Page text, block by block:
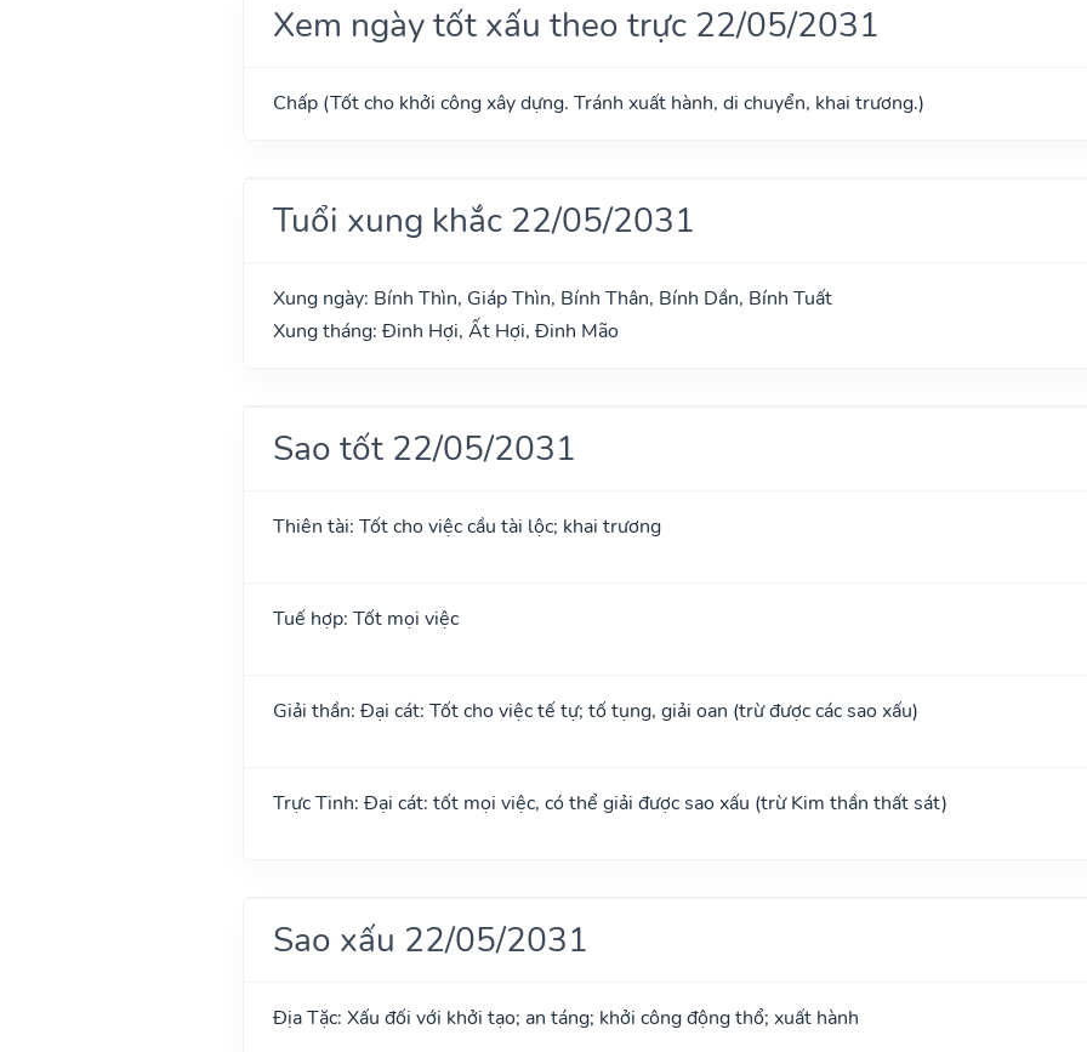
Xem ngày tốt xấu theo trực 22/05/2031
Chấp (Tốt cho khởi công xây dựng. Tránh xuất hành, di chuyển, khai trương.)
Tuổi xung khắc 22/05/2031
Xung ngày: Bính Thìn, Giáp Thìn, Bính Thân, Bính Dần, Bính Tuất
Xung tháng: Đinh Hợi, Ất Hợi, Đinh Mão
Sao tốt 22/05/2031
Thiên tài: Tốt cho việc cầu tài lộc; khai trương
Tuế hợp: Tốt mọi việc
Giải thần: Đại cát: Tốt cho việc tế tự; tố tụng, giải oan (trừ được các sao xấu)
Trực Tinh: Đại cát: tốt mọi việc, có thể giải được sao xấu (trừ Kim thần thất sát)
Sao xấu 22/05/2031
Địa Tặc: Xấu đối với khởi tạo; an táng; khởi công động thổ; xuất hành